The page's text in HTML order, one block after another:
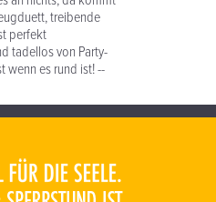
treibende
perfekt
tadellos von Party-
wenn es rund ist! --